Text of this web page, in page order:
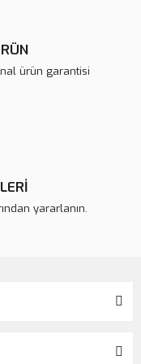
ürün garantisi
yararlanın.